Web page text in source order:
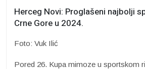
Herceg Novi: Proglašeni najbolji
Crne Gore u 2024.
Foto: Vuk Ilić
Pored 26. Kupa mimoze u sportskom